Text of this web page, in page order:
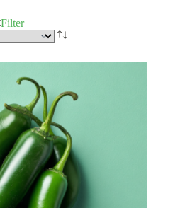
Filter